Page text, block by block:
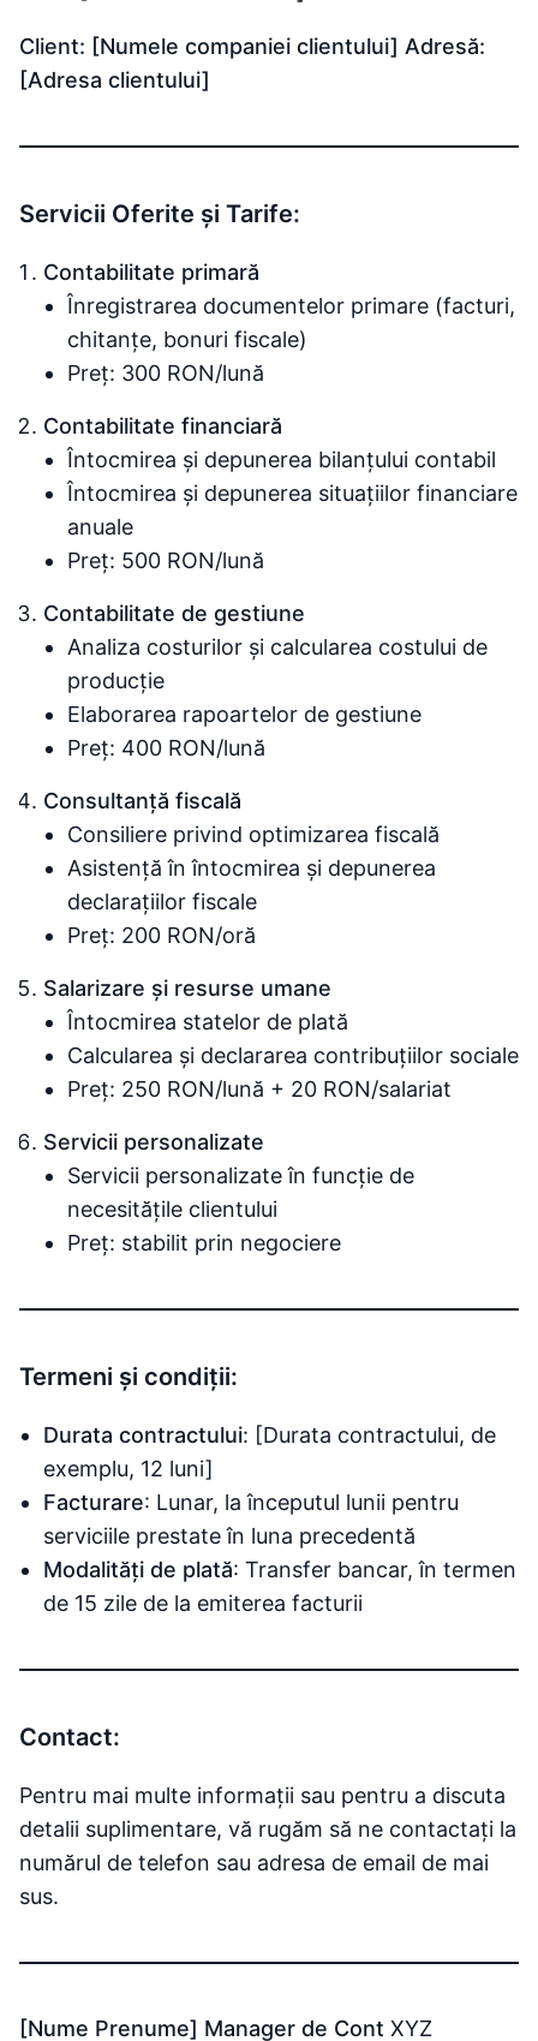
Client: [Numele companiei clientului] Adresă:
[Adresa clientului]
Servicii Oferite și Tarife:
Contabilitate primară
Înregistrarea documentelor primare (facturi,
chitanțe, bonuri fiscale)
Preț: 300 RON/lună
Contabilitate financiară
Întocmirea și depunerea bilanțului contabil
Întocmirea și depunerea situațiilor financiare
anuale
Preț: 500 RON/lună
Contabilitate de gestiune
Analiza costurilor și calcularea costului de
producție
Elaborarea rapoartelor de gestiune
Preț: 400 RON/lună
Consultanță fiscală
Consiliere privind optimizarea fiscală
Asistență în întocmirea și depunerea
declarațiilor fiscale
Preț: 200 RON/oră
Salarizare și resurse umane
Întocmirea statelor de plată
Calcularea și declararea contribuțiilor sociale
Preț: 250 RON/lună + 20 RON/salariat
Servicii personalizate
Servicii personalizate în funcție de
necesitățile clientului
Preț: stabilit prin negociere
Termeni și condiții:
Durata contractului: [Durata contractului, de
exemplu, 12 luni]
Facturare: Lunar, la începutul lunii pentru
serviciile prestate în luna precedentă
Modalități de plată: Transfer bancar, în termen
de 15 zile de la emiterea facturii
Contact:
Pentru mai multe informații sau pentru a discuta
detalii suplimentare, vă rugăm să ne contactați la
numărul de telefon sau adresa de email de mai
sus.
[Nume Prenume] Manager de Cont XYZ